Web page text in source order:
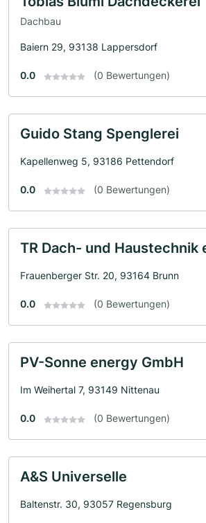
Dachbau
Baiern 29, 93138 Lappersdorf
0.0 (0 Bewertungen)
Guido Stang Spenglerei
Kapellenweg 5, 93186 Pettendorf
0.0 (0 Bewertungen)
TR Dach- und Haustechnik
Frauenberger Str. 20, 93164 Brunn
0.0 (0 Bewertungen)
PV-Sonne energy GmbH
Im Weihertal 7, 93149 Nittenau
0.0 (0 Bewertungen)
A&S Universelle
Baltenstr. 30, 93057 Regensburg